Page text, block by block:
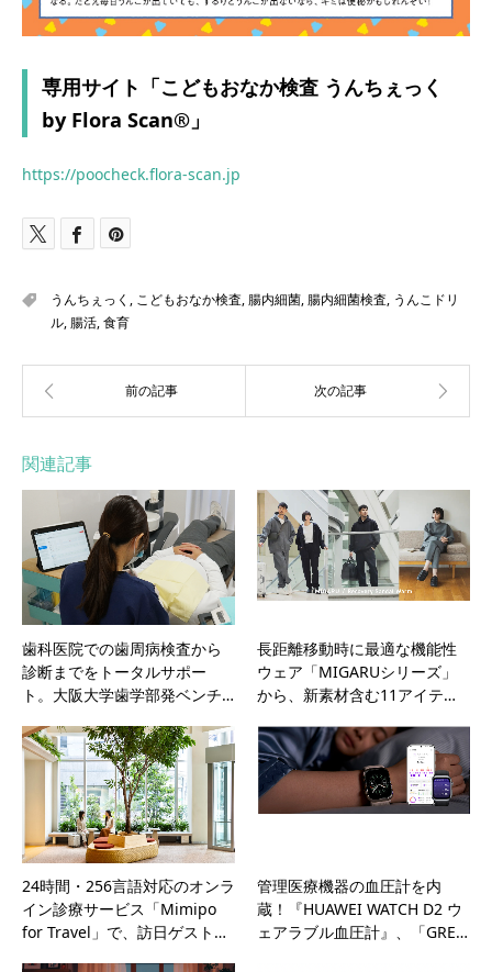
専用サイト「こどもおなか検査 うんちぇっく
by Flora Scan®」
https://poocheck.flora-scan.jp
うんちぇっく , こどもおなか検査, 腸内細菌, 腸内細菌検査, うんこドリ
ル, 腸活,食育
関連記事
歯科医院での歯周病検査から
診断までをトータルサポー
ト。大阪大学歯学部発ベンチ…
長距離移動時に最適な機能性
ウェア「MIGARUシリーズ」
から、新素材含む11アイテ…
24時間・256言語対応のオンラ
イン診療サービス「Mimipo
for Travel」で、訪日ゲスト…
管理医療機器の血圧計を内
蔵！『HUAWEI WATCH D2 ウ
ェアラブル血圧計』、「GRE…